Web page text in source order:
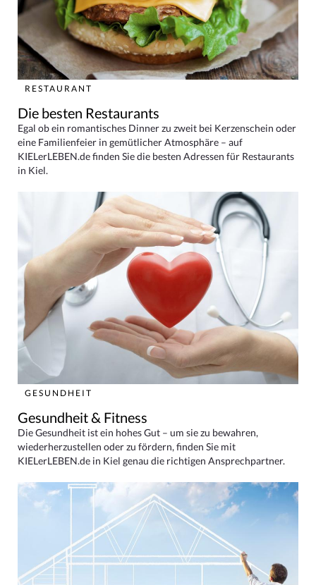
RESTAURANT
Die besten Restaurants
Egal ob ein romantisches Dinner zu zweit bei Kerzenschein oder
eine Familienfeier in gemütlicher Atmosphäre – auf
KIELerLEBEN.de finden Sie die besten Adressen für Restaurants
in Kiel.
GESUNDHEIT
Gesundheit & Fitness
Die Gesundheit ist ein hohes Gut – um sie zu bewahren,
wiederherzustellen oder zu fördern, finden Sie mit
KIELerLEBEN.de in Kiel genau die richtigen Ansprechpartner.